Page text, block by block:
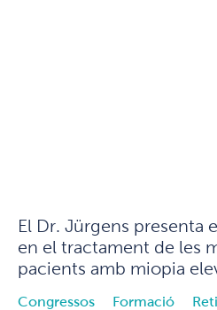
El Dr. Jürgens presenta
en el tractament de les
pacients amb miopia
Congressos Formació